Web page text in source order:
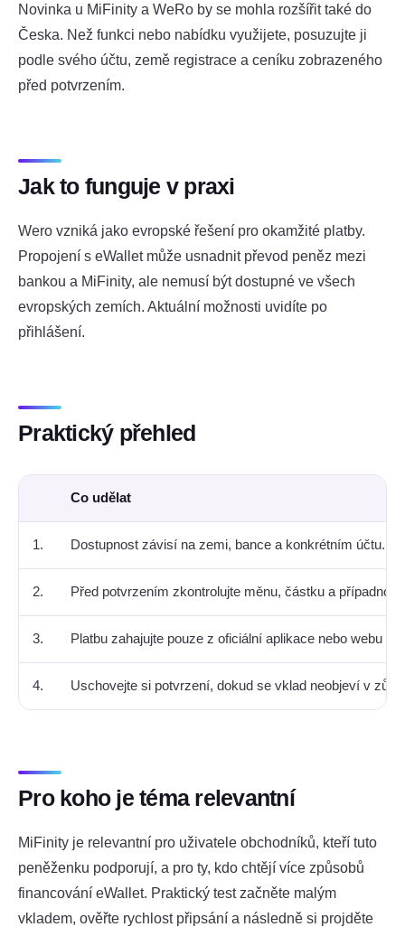
Novinka u MiFinity a WeRo by se mohla rozšířit také do
Česka. Než funkci nebo nabídku využijete, posuzujte ji
podle svého účtu, země registrace a ceníku zobrazeného
před potvrzením.
Jak to funguje v praxi
Wero vzniká jako evropské řešení pro okamžité platby.
Propojení s eWallet může usnadnit převod peněz mezi
bankou a MiFinity, ale nemusí být dostupné ve všech
evropských zemích. Aktuální možnosti uvidíte po
přihlášení.
Praktický přehled
Co udělat
1. Dostupnost závisí na zemi, bance a konkrétním účtu.
2. Před potvrzením zkontrolujte měnu, částku a případnou
3. Platbu zahajujte pouze z oficiální aplikace nebo webu
4. Uschovejte si potvrzení, dokud se vklad neobjeví v
Pro koho je téma relevantní
MiFinity je relevantní pro uživatele obchodníků, kteří tuto
peněženku podporují, a pro ty, kdo chtějí více způsobů
financování eWallet. Praktický test začněte malým
vkladem, ověřte rychlost připsání a následně si projděte